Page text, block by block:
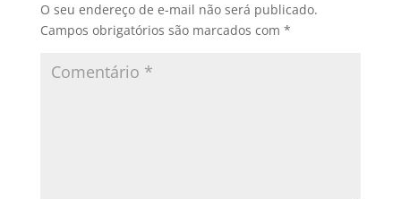
O seu endereço de e-mail não será publicado.
Campos obrigatórios são marcados com *